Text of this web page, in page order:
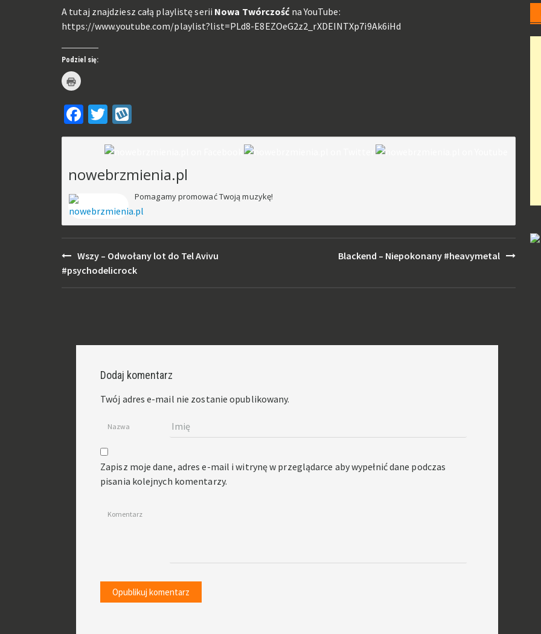
A tutaj znajdziesz całą playlistę serii Nowa Twórczośćna YouTube:
https://www.youtube.com/playlist?list=PLd8-E8EZOeG2z2_rXDEINTXp7i9Ak6iHd
Podziel się:
Kliknij
by
w
nowym
oknie)Facebook
Twitter
nowebrzmienia.pl
Pomagamy promować Twoją muzykę!
Post
navigation
Wszy – Odwołany lot do Tel Avivu
#psychodelicrock
Blackend – Niepokonany #heavymetal
Dodaj komentarz
Twój adres e-mail nie zostanie opublikowany.
Nazwa
Zapisz moje dane, adres e-mail i witrynę w przeglądarce aby wypełnić dane podczas
pisania kolejnych komentarzy.
Komentarz